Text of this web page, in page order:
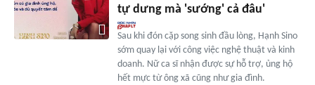
tự dưng mà 'sướng' cả đâu'
Sau khi đón cặp song sinh đầu lòng, Hạnh Sino
sớm quay lại với công việc nghệ thuật và kinh
doanh. Nữ ca sĩ nhận được sự hỗ trợ, ủng hộ
hết mực từ ông xã cũng như gia đình.